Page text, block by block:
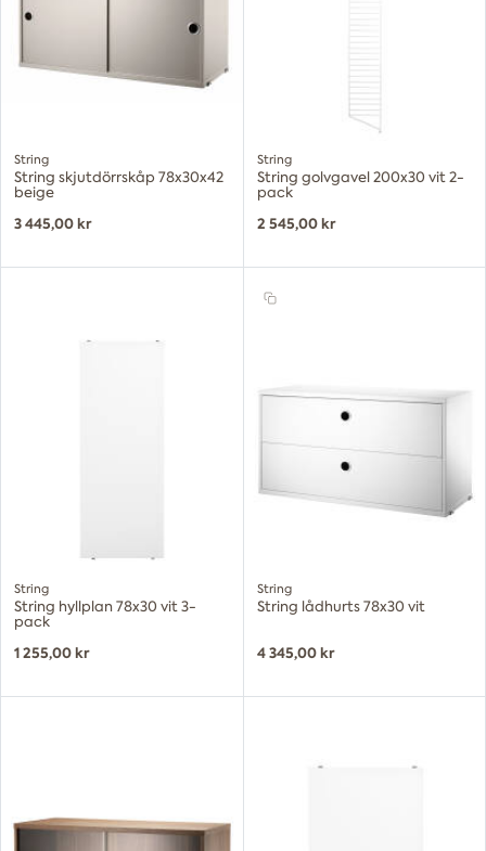
String
String skjutdörrskåp 78x30x42
beige
3 445,00 kr
String
String golvgavel 200x30 vit 2-
pack
2 545,00 kr
String
String hyllplan 78x30 vit 3-
pack
1 255,00 kr
String
String lådhurts 78x30 vit
4 345,00 kr